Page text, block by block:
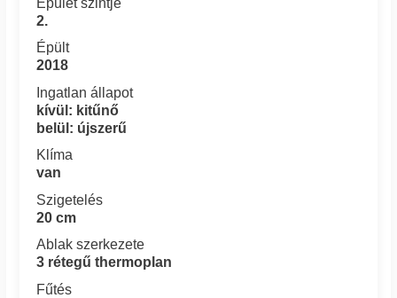
2.
Épült
2018
Ingatlan állapot
kívül: kitűnő
belül: újszerű
Klíma
van
Szigetelés
20 cm
Ablak szerkezete
3 rétegű thermoplan
Fűtés